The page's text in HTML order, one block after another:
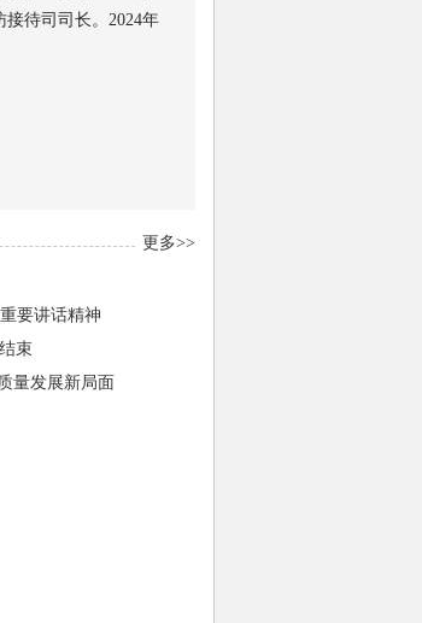
接待司司长。2024年
更多>>
要讲话精神
束
量发展新局面